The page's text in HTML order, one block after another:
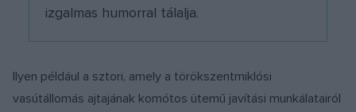
izgalmas humorral tálalja.
Ilyen például a sztori, amely a törökszentmiklósi
vasútállomás ajtajának komótos ütemű javítási munkálatairól